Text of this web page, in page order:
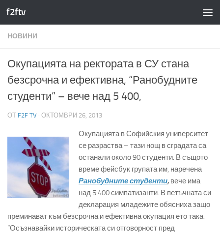
Към съдържанието
f2ftv
НОВИНИ
Окупацията на ректората в СУ стана
безсрочна и ефективна, “Ранобудните
студенти” – вече над 5 400,
ОТ F2F TV · ОКТОМВРИ 26, 2013
Окупацията в Софийския университет
се разраства – тази нощ в сградата са
останали около 90 студенти. В същото
време фейсбук групата им, наречена
Ранобудните студенти, вече има
над 5 400 симпатизанти. В петъчната си
декларация младежите обясниха защо
преминават към безсрочна и ефективна окупация ето така:
“Осъзнавайки историческата си отговорност пред